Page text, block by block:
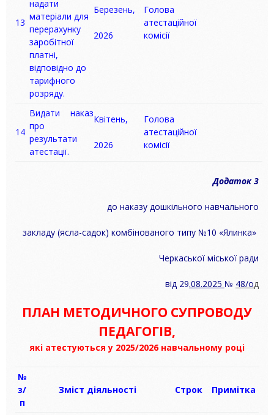
13
надати
матеріали для
перерахунку
заробітної
платні,
відповідно до
тарифного
розряду.
Березень,
2026
Голова
атестаційної
комісії
14
Видати наказ
про
результати
атестації.
Квітень,
2026
Голова
атестаційної
комісії
Додаток 3
до наказу дошкільного навчального
закладу (ясла-садок) комбінованого типу №10 «Ялинка»
Черкаської міської ради
від 29.08.2025 № 48/од
ПЛАН МЕТОДИЧНОГО СУПРОВОДУ
ПЕДАГОГІВ,
які атестуються у 2025/2026 навчальному році
№
з/
п
Зміст діяльності Строк Примітка